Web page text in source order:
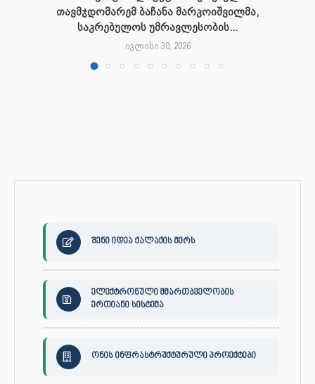
თავმჯდომარემ ბაჩანა მარკოიშვილმა,
საკრებულოს უმრავლესობის...
ივლისი 30, 2026
შენი იდეა ქალაქის მერს
ელექტრონული მმართბველობის
ერთიანი სისტემა
ონის ინფრასტრუქტურული პროექტები